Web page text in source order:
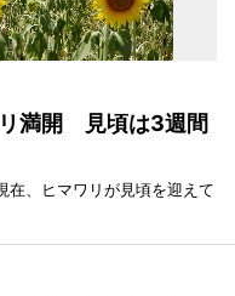
満開 見頃は3週間
在、ヒマワリが見頃を迎えて